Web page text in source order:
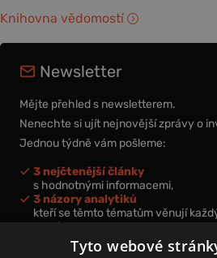
Knihovna vědomostí
Newsletter
Mějte přehled s newsletterem.
Nenechte si ujít nejnovější zprávy o
Jednou týdně vám pošleme:
3 nejčtenější články
s hodnotnými informacemi,
3 názory analytiků
kteří se těmto tématům věnují
nová videa a podcasty
k prohloubení vašich znalostí.
Tyto webové